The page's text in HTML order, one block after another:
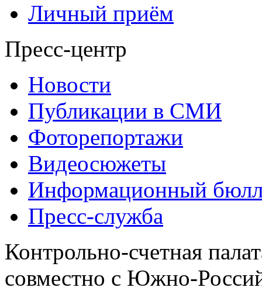
Личный приём
Пресс-центр
Новости
Публикации в СМИ
Фоторепортажи
Видеосюжеты
Информационный
Пресс-служба
Контрольно-счетная
совместно с Южно-